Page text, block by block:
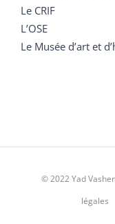
Le CRIF
L’OSE
Le Musée d’art et
© 2022 Yad
légales